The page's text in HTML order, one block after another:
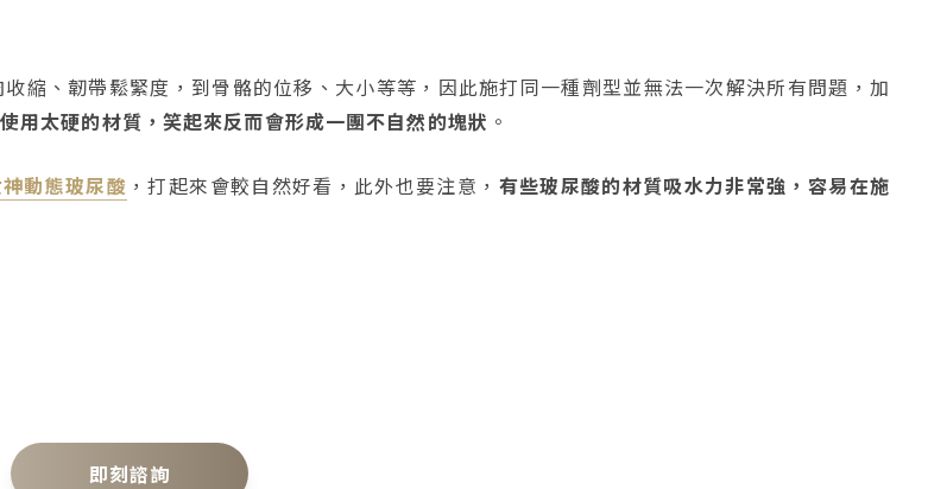
縮、韌帶鬆緊度，到骨骼的位移、大小等等，因此施打同一種劑型並無法一次解決所有問題，加
用太硬的材質，笑起來反而會形成一團不自然的塊狀 。
動態玻尿酸 ，打起來會較自然好看，此外也要注意， 有些玻尿酸的材質吸水力非常強，容易在施
即刻諮詢